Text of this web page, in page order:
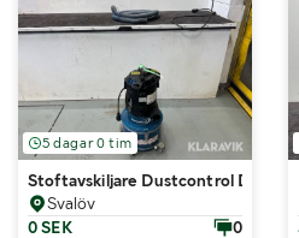
5 dagar 0 tim
Stoftavskiljare Dustcontrol DC
Svalöv
0 SEK
0